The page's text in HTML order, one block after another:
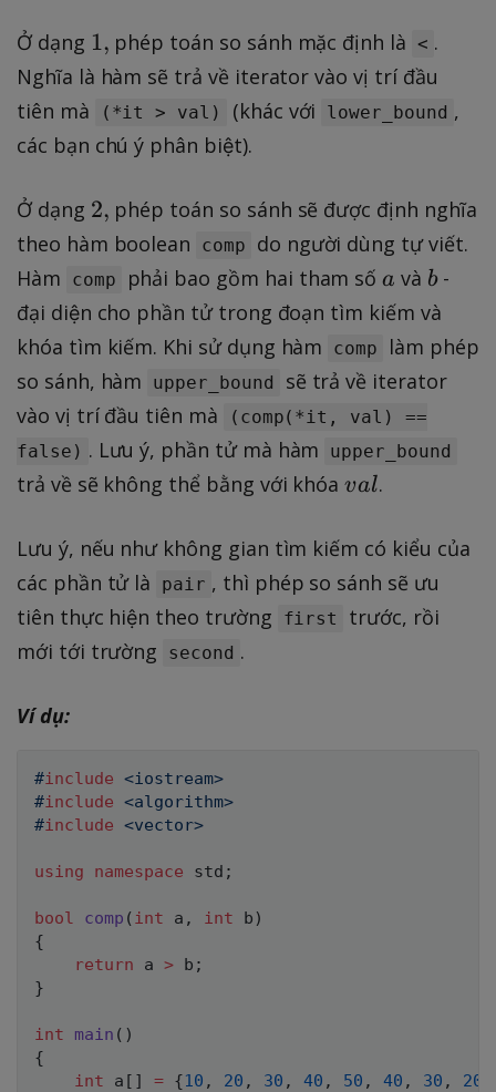
Ở dạng 1
,
1, phép toán so sánh mặc định là < .
Nghĩa là hàm sẽ trả về iterator vào vị trí đầu
tiên mà
(*it > val) (khác với lower_bound ,
các bạn chú ý phân biệt).
Ở dạng 2
,
2, phép toán so sánh sẽ được định nghĩa
theo hàm boolean
comp
do người dùng tự viết.
Hàm
comp phải bao gồm hai tham sốa
a và b
b-
đại diện cho phần tử trong đoạn tìm kiếm và
khóa tìm kiếm. Khi sử dụng hàm
comp
làm phép
so sánh, hàm
upper_bound
sẽ trả về iterator
vào vị trí đầu tiên mà
(comp(*it, val) ==
false) . Lưu ý, phần tử mà hàm upper_bound
trả về sẽ không thể bằng với khóav
l
val.
Lưu ý, nếu như không gian tìm kiếm có kiểu của
các phần tử là
pair , thì phép so sánh sẽ ưu
tiên thực hiện theo trường
first
trước, rồi
mới tới trường
second .
Ví dụ:
#include <iostream>
#include <algorithm>
#include <vector>
using namespace std ;
bool comp ( int a , int b )
{
return a > b ;
}
int main ( )
{
int a [ ] = {10 , 20 , 30 , 40 , 50 , 40 , 30 , 20